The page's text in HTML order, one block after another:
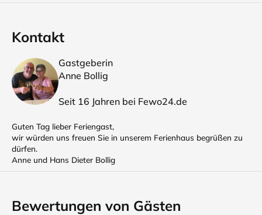
Kontakt
Gastgeberin
Anne Bollig
Seit 16 Jahren bei Fewo24.de
Guten Tag lieber Feriengast,
wir würden uns freuen Sie in unserem Ferienhaus begrüßen zu
dürfen.
Anne und Hans Dieter Bollig
Bewertungen von Gästen